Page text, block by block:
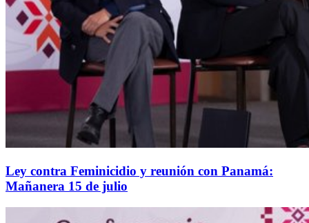
Ley contra Feminicidio y reunión con Panamá:
Mañanera 15 de julio